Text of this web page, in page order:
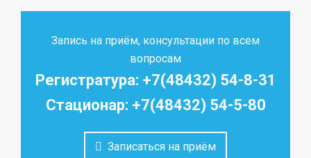
Запись на приём, консультации по всем
вопросам
Регистратура: +7(48432) 54-8-31
Стационар: +7(48432) 54-5-80
Записаться на приём